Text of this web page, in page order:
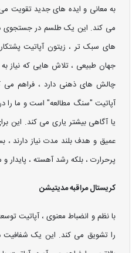
به معانی و ایده های جدید تقویت
می کند. این یک طلسم در جستجوی
های سبک تر ، زیتون آپاتیت
جهان طبیعی ، تلاش هایی که نیاز
چالش های ذهنی دارد ، فراهم می
آپاتیت "سنگ مطالعه" است و ما را
یا آگاهی بیشتر یاری می کند. این
عمیق و هدف بلند مدت نیاز دارند
پرحرارت ، بلکه رشد آهسته ، پایدار
کریستال مراقبه مدیتیشن
با نظم و انضباط معنوی ، آپاتیت
را تشویق می کند. این یک شفافیت